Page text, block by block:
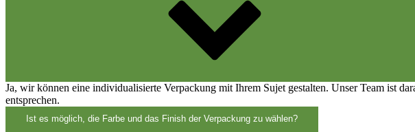
Weinflaschen und Sektflaschen (83)
Ja, wir können eine individualisierte Verpackung mit Ihrem Sujet gestalten. Unser Team ist
entsprechen.
Ist es möglich, die Farbe und das Finish der Verpackung zu wählen?